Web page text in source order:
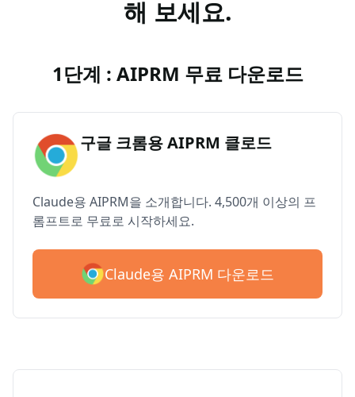
해 보세요.
1단계 : AIPRM 무료 다운로드
구글 크롬용 AIPRM 클로드
Claude용 AIPRM을 소개합니다. 4,500개 이상의 프
롬프트로 무료로 시작하세요.
Claude용 AIPRM 다운로드